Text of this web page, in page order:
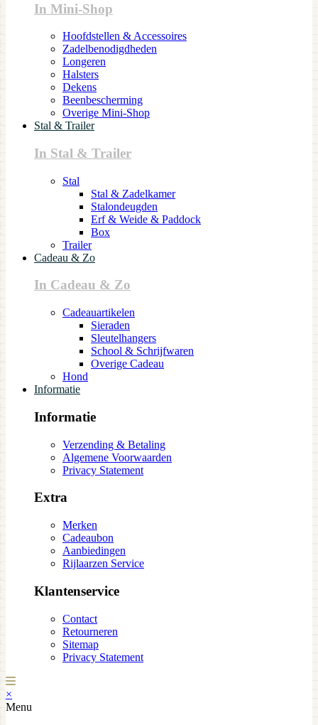
In Mini-Shop
Hoofdstellen & Accessoires
Zadelbenodigdheden
Longeren
Halsters
Dekens
Beenbescherming
Overige Mini-Shop
Stal & Trailer
In Stal & Trailer
Stal
Stal & Zadelkamer
Stalondeugden
Erf & Weide & Paddock
Box
Trailer
Cadeau & Zo
In Cadeau & Zo
Cadeauartikelen
Sieraden
Sleutelhangers
School & Schrijfwaren
Overige Cadeau
Hond
Informatie
Informatie
Verzending & Betaling
Algemene Voorwaarden
Privacy Statement
Extra
Merken
Cadeaubon
Aanbiedingen
Rijlaarzen Service
Klantenservice
Contact
Retourneren
Sitemap
Privacy Statement
×
Menu